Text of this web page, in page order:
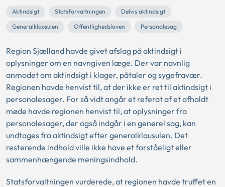
Aktindsigt Statsforvaltningen
Delvis aktindsigt
Generalklausulen
Offentlighedsloven Personalesag
Region Sjælland havde givet afslag på aktindsigt i
oplysninger om en navngiven læge. Der var navnlig
anmodet om aktindsigt i klager, påtaler og sygefravær.
Regionen havde henvist til, at der ikke er ret til aktindsigt i
personalesager. For så vidt angår et referat af et afholdt
møde havde regionen henvist til, at oplysninger fra
personalesager, der også indgår i en generel sag, kan
undtages fra aktindsigt efter generalklausulen. Det
resterende indhold ville ikke have et forståeligt eller
sammenhængende meningsindhold.
Statsforvaltningen vurderede, at regionen havde truffet en